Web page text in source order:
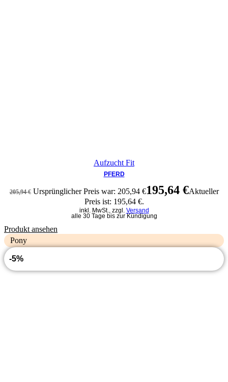
Aufzucht Fit
PFERD
205,94€ Ursprünglicher Preis war: 205,94 €195,64 €Aktueller
Preis ist: 195,64 €.
inkl. MwSt., zzgl. Versand
alle 30 Tage bis zur Kündigung
Produkt ansehen
Pony
-5%